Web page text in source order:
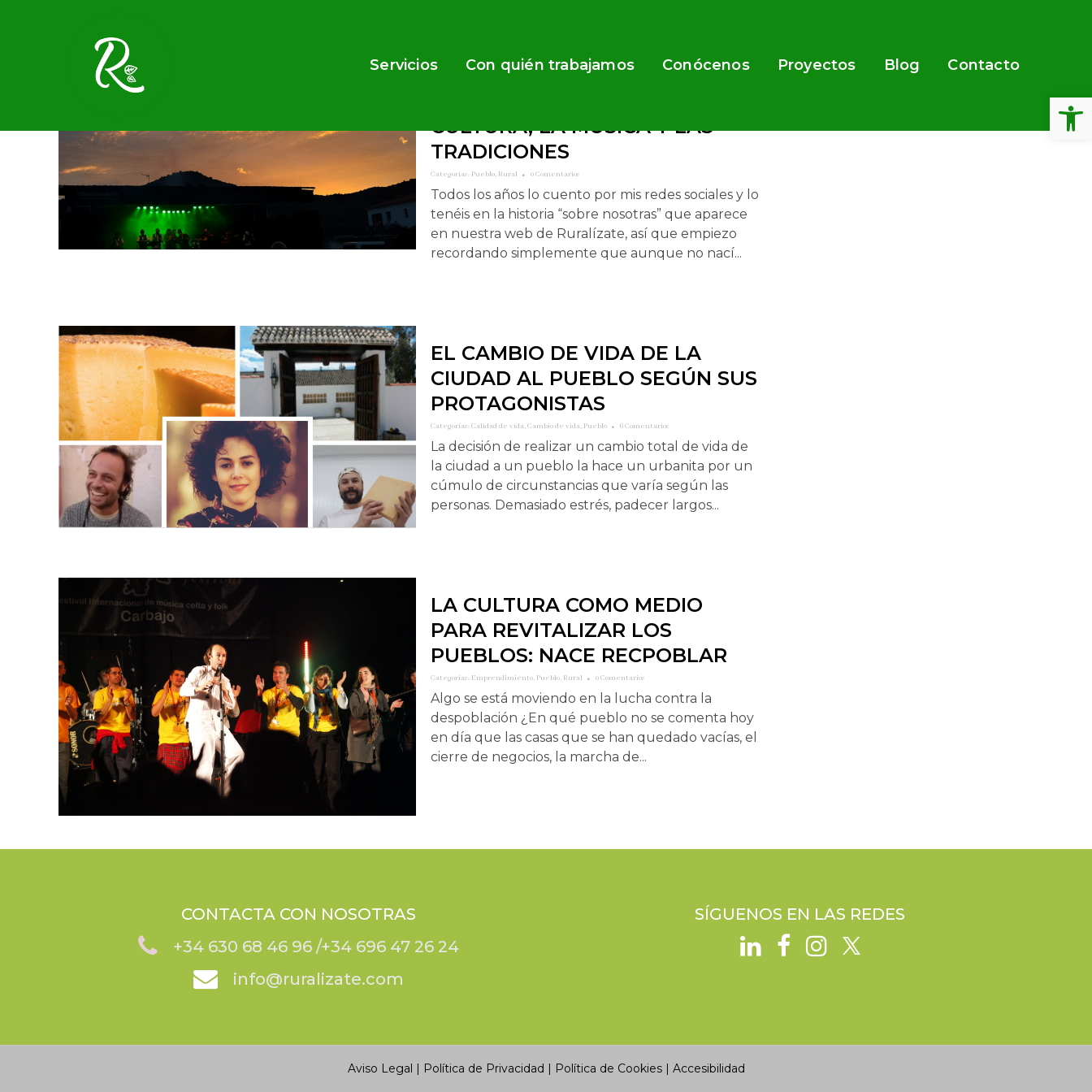
Abrir
Servicios Con quién trabajamos Conócenos Proyectos Blog Contacto
CÓMO PROMOCIONAR TU
CULTURA, LA MÚSICA Y LAS
TRADICIONES
Categorías: Pueblo, Rural 0 Comentarios
Todos los años lo cuento por mis redes sociales y lo
tenéis en la historia “sobre nosotras” que aparece
en nuestra web de Ruralízate, así que empiezo
recordando simplemente que aunque no nací...
EL CAMBIO DE VIDA DE LA
CIUDAD AL PUEBLO SEGÚN SUS
PROTAGONISTAS
Categorías:Calidad de vida,Cambio de vida, Pueblo 6 Comentarios
La decisión de realizar un cambio total de vida de
la ciudad a un pueblo la hace un urbanita por un
cúmulo de circunstancias que varía según las
personas. Demasiado estrés, padecer largos...
LA CULTURA COMO MEDIO
PARA REVITALIZAR LOS
PUEBLOS: NACE RECPOBLAR
Categorías: Emprendimiento, Pueblo, Rural 0 Comentarios
Algo se está moviendo en la lucha contra la
despoblación ¿En qué pueblo no se comenta hoy
en día que las casas que se han quedado vacías, el
cierre de negocios, la marcha de...
CONTACTA CON NOSOTRAS
+34 630 68 46 96 /+34 696 47 26 24
info@ruralizate.com
SÍGUENOS EN LAS REDES
Aviso Legal Política de Privacidad Política de Cookies| Accesibilidad